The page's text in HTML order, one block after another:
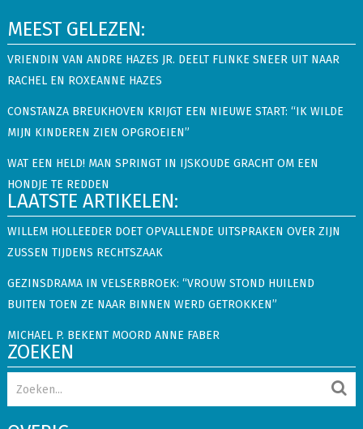
MEEST GELEZEN:
VRIENDIN VAN ANDRE HAZES JR. DEELT FLINKE SNEER UIT NAAR
RACHEL EN ROXEANNE HAZES
CONSTANZA BREUKHOVEN KRIJGT EEN NIEUWE START: “IK WILDE
MIJN KINDEREN ZIEN OPGROEIEN”
WAT EEN HELD! MAN SPRINGT IN IJSKOUDE GRACHT OM EEN
HONDJE TE REDDEN
LAATSTE ARTIKELEN:
WILLEM HOLLEEDER DOET OPVALLENDE UITSPRAKEN OVER ZIJN
ZUSSEN TIJDENS RECHTSZAAK
GEZINSDRAMA IN VELSERBROEK: “VROUW STOND HUILEND
BUITEN TOEN ZE NAAR BINNEN WERD GETROKKEN”
MICHAEL P. BEKENT MOORD ANNE FABER
ZOEKEN